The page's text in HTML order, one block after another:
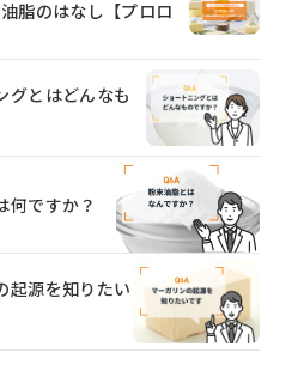
脂のはなし【プロロ
グとはどんなも
何ですか？
起源を知りたい